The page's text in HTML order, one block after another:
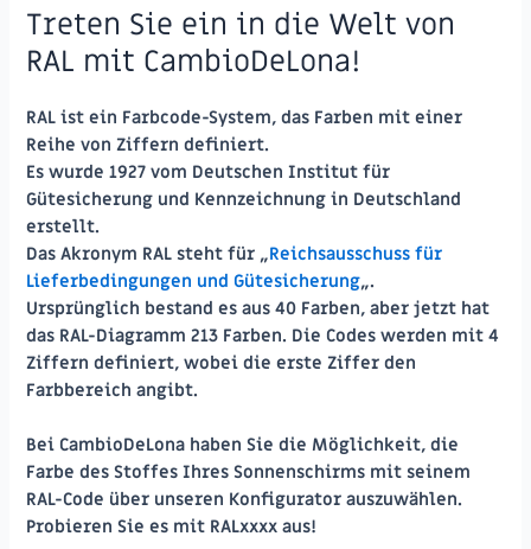
Treten Sie ein in die Welt von
RAL mit CambioDeLona!
RAL ist ein Farbcode-System, das Farben mit einer
Reihe von Ziffern definiert.
Es wurde 1927 vom Deutschen Institut für
Gütesicherung und Kennzeichnung in Deutschland
erstellt.
Das Akronym RAL steht für „Reichsausschuss für
Lieferbedingungen und Gütesicherung„.
Ursprünglich bestand es aus 40 Farben, aber jetzt hat
das RAL-Diagramm 213 Farben. Die Codes werden mit 4
Ziffern definiert, wobei die erste Ziffer den
Farbbereich angibt.
Bei CambioDeLona haben Sie die Möglichkeit, die
Farbe des Stoffes Ihres Sonnenschirms mit seinem
RAL-Code über unseren Konfigurator auszuwählen.
Probieren Sie es mit RALxxxx aus!